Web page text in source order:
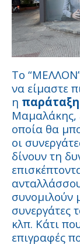
Το “ΜΕΛΛΟΝ”
να είμαστε
η παράταξη
Μαμαλάκης,
οποία θα
οι
δίνουν τη
συνομιλούν
συνεργάτες
κλπ. Κάτι
επιγραφές